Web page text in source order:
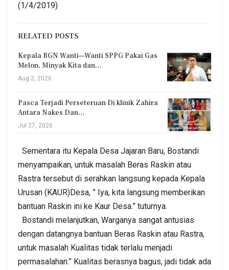
(1/4/2019)
RELATED POSTS
Kepala BGN Wanti—Wanti SPPG Pakai Gas
Melon, Minyak Kita dan…
Aug 2, 2026
Pasca Terjadi Perseteruan Di klinik Zahira
Antara Nakes Dan…
Jul 27, 2026
Sementara itu Kepala Desa Jajaran Baru, Bostandi
menyampaikan, untuk masalah Beras Raskin atau
Rastra tersebut di serahkan langsung kepada Kepala
Urusan (KAUR)Desa, ” Iya, kita langsung memberikan
bantuan Raskin ini ke Kaur Desa.” tuturnya.
Bostandi melanjutkan, Warganya sangat antusias
dengan datangnya bantuan Beras Raskin atau Rastra,
untuk masalah Kualitas tidak terlalu menjadi
permasalahan.” Kualitas berasnya bagus, jadi tidak ada